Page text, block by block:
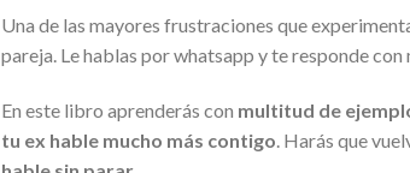
Una de las mayores frustraciones que
pareja. Le hablas por whatsapp y te responde
En este libro aprenderás con multitud de
tu ex hable mucho más contigo . Harás que